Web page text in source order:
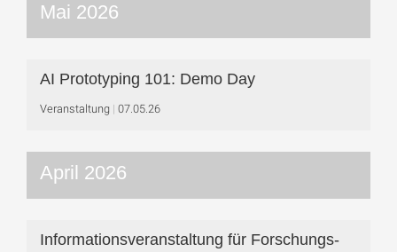
Mai 2026
AI Prototyping 101: Demo Day
Veranstaltung 07.05.26
April 2026
Informationsveranstaltung für Forschungs-